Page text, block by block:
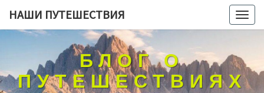
НАШИ ПУТЕШЕСТВИЯ
БЛОГ О
ПУТЕШЕСТВИЯХ